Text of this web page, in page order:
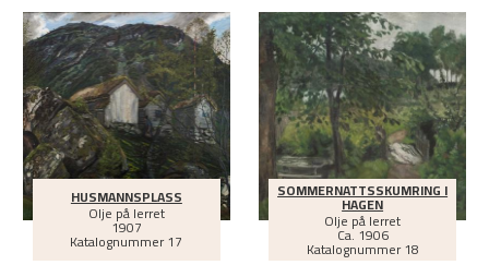
HUSMANNSPLASS
Olje på lerret
1907
Katalognummer 17
SOMMERNATTSSKUMRING I
HAGEN
Olje på lerret
Ca. 1906
Katalognummer 18